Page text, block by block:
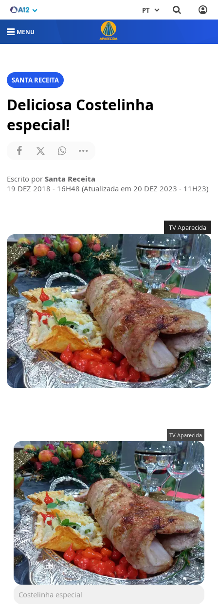
PT
MENU
SANTA RECEITA
Deliciosa Costelinha
especial!
Escrito por Santa Receita
19 DEZ 2018 - 16H48 (Atualizada em 20 DEZ 2023 - 11H23)
TV Aparecida
TV Aparecida
Costelinha especial